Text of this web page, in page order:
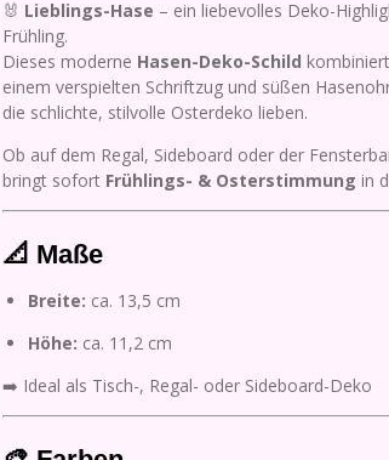
🐰 Lieblings-Hase – ein liebevolles Deko-
Frühling.
Dieses moderne Hasen-Deko-Schild
einem verspielten Schriftzug und süßen
die schlichte, stilvolle Osterdeko lieben.
Ob auf dem Regal, Sideboard oder der
bringt sofort Frühlings- & Osterstimmung in
📐 Maße
Breite: ca. 13,5 cm
Höhe: ca. 11,2 cm
➡️ Ideal als Tisch-, Regal- oder Sideboard-Deko